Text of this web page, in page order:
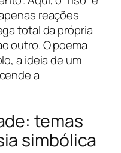
reações
total da própria
outro. O poema
a ideia de um
a
temas
simbólica